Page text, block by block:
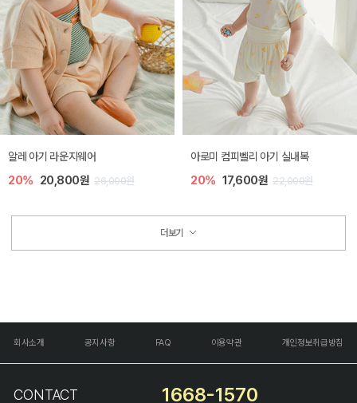
알레 아기 라운지웨어
20% 20,800원 26,000원
아로미 컴피벨리 아기 실내복
20% 17,600원 22,000원
더보기
회사소개 공지사항 FAQ 이용약관 개인정보취급방침
CONTACT 1668-1570